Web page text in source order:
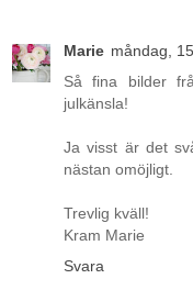
Marie måndag,
Så fina bilder
julkänsla!
Ja visst är det
nästan omöjligt.
Trevlig kväll!
Kram Marie
Svara